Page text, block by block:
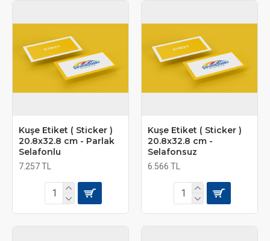
Kuşe Etiket ( Sticker )
20.8x32.8 cm - Parlak
Selafonlu
7.257 TL
Kuşe Etiket ( Sticker )
20.8x32.8 cm -
Selafonsuz
6.566 TL